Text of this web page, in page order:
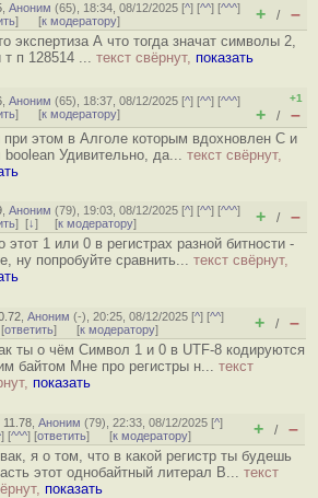
,Аноним (65), 18:34, 08/12/2025 [^] [^^] [^^^]
] [к модератору] + / –
экспертиза А что тогда значат символы 2,
т п 128514 ... текст свёрнут, показать
,Аноним (65), 18:37, 08/12/2025 [^] [^^] [^^^]
] [к модератору]
+1
+ / –
при этом в Алголе которым вдохновлен С и
Удивительно, да... текст свёрнут,
,Аноним (79), 19:03, 08/12/2025 [^] [^^] [^^^]
] [↓] [к модератору] + / –
этот 1 или 0 в регистрах разной битности -
ну попробуйте сравнить... текст свёрнут,
,Аноним (-), 20:25, 08/12/2025 [^] [^^]
ответить] [к модератору] + / –
ты о чём Символ 1 и 0 в UTF-8 кодируются
байтом Мне про регистры н... текст
показать
11.78 ,Аноним (79), 22:33, 08/12/2025 [^]
] [^^^] [ответить] [к модератору] + / –
я о том, что в какой регистр ты будешь
этот однобайтный литерал В... текст
показать